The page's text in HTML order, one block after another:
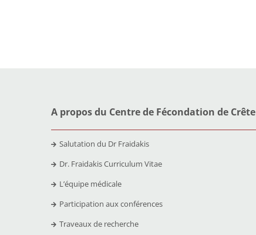
A propos du Centre de Fécondation de Crête
Salutation du Dr Fraidakis
Dr. Fraidakis Curriculum Vitae
L’équipe médicale
Participation aux conférences
Traveaux de recherche